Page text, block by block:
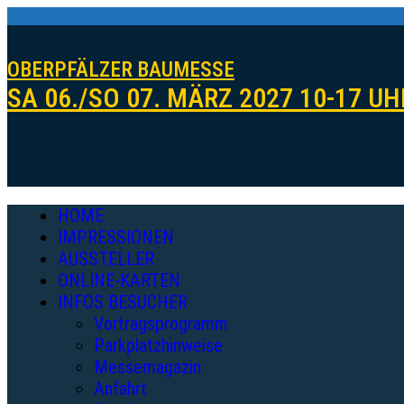
OBERPFÄLZER BAUMESSE
SA 06./SO 07. MÄRZ 2027 10-17
HOME
IMPRESSIONEN
AUSSTELLER
ONLINE-KARTEN
INFOS BESUCHER
Vortragsprogramm
Parkplatzhinweise
Messemagazin
Anfahrt